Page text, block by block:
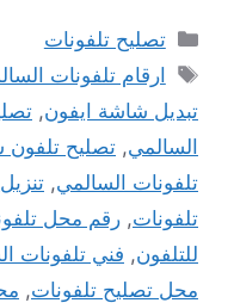
التصنيفات
تصليح تلفونات
الوسوم
ارقام تلفونات
تبديل شاشة ايفون,
السالمي, تصليح
تلفونات السالمي,
تلفونات, رقم محل
للتلفون, فني تلفونات
محل تصليح تلفونات,